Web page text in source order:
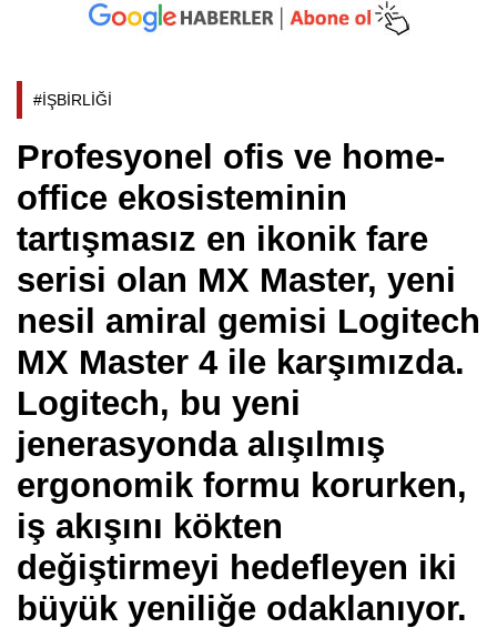
#İŞBİRLİĞİ
Profesyonel ofis ve home-
office ekosisteminin
tartışmasız en ikonik fare
serisi olan MX Master, yeni
nesil amiral gemisi Logitech
MX Master 4 ile karşımızda.
Logitech, bu yeni
jenerasyonda alışılmış
ergonomik formu korurken,
iş akışını kökten
değiştirmeyi hedefleyen iki
büyük yeniliğe odaklanıyor.